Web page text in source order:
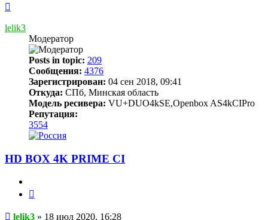
началу
lelik3
Модератор
Posts in topic: 209
Сообщения: 4376
Зарегистрирован: 04 сен 2018, 09:41
Откуда: СПб, Минская область
Модель ресивера: VU+DUO4kSE,Openbox AS4kCIPro
Репутация:
3554
HD BOX 4K PRIME CI
Сообщение
lelik3 » 18 июл 2020, 16:28